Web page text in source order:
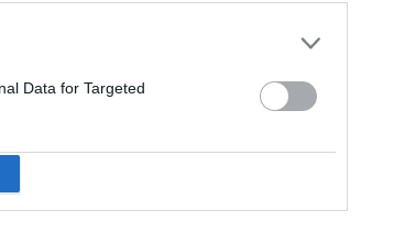
Data for Targeted
con notizie,